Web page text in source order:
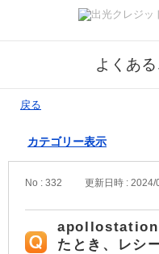
よくある
戻る
カテゴリー表示
No : 332 更新日時 :
apollostation
たとき、レシ